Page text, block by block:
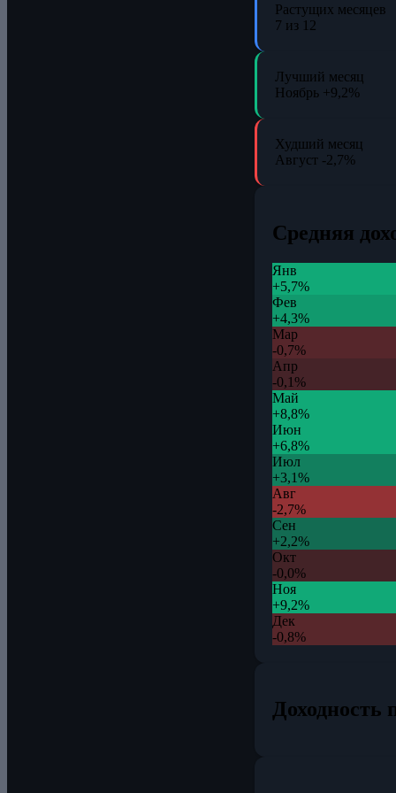
Растущих месяцев
7 из 12
Лучший месяц
Ноябрь +9,2%
Худший месяц
Август -2,7%
Средняя
Янв
+5,7%
Фев
+4,3%
Мар
-0,7%
Апр
-0,1%
Май
+8,8%
Июн
+6,8%
Июл
+3,1%
Авг
-2,7%
Сен
+2,2%
Окт
-0,0%
Ноя
+9,2%
Дек
-0,8%
Доходность